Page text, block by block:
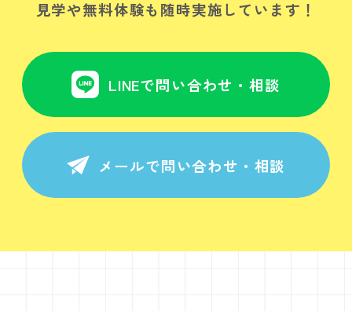
見学や無料体験も随時実施しています！
LINEで問い合わせ・相談
メールで問い合わせ・相談